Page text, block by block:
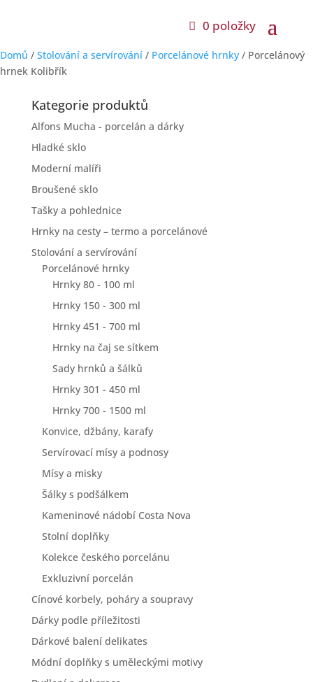
0 položky
Domů / Stolování a servírování / Porcelánové hrnky / Porcelánový
hrnek Kolibřík
Kategorie produktů
Alfons Mucha - porcelán a dárky
Hladké sklo
Moderní malíři
Broušené sklo
Tašky a pohlednice
Hrnky na cesty – termo a porcelánové
Stolování a servírování
Porcelánové hrnky
Hrnky 80 - 100 ml
Hrnky 150 - 300 ml
Hrnky 451 - 700 ml
Hrnky na čaj se sítkem
Sady hrnků a šálků
Hrnky 301 - 450 ml
Hrnky 700 - 1500 ml
Konvice, džbány, karafy
Servírovací mísy a podnosy
Mísy a misky
Šálky s podšálkem
Kameninové nádobí Costa Nova
Stolní doplňky
Kolekce českého porcelánu
Exkluzivní porcelán
Cínové korbely, poháry a soupravy
Dárky podle příležitosti
Dárkové balení delikates
Módní doplňky s uměleckými motivy